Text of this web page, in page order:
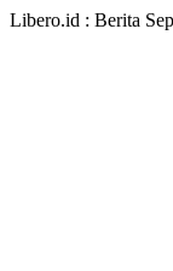
Libero.id : Berita